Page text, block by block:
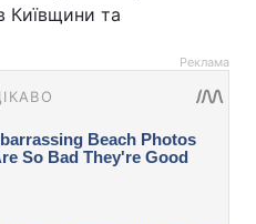
Київщини та
Реклама